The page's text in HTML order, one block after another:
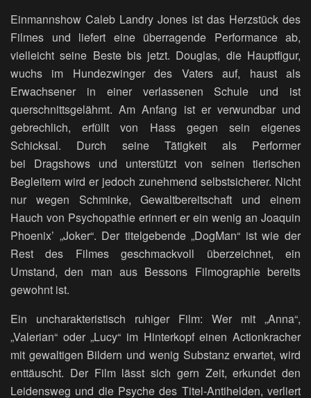
Einmannshow Caleb Landry Jones ist das Herzstück des
Filmes und liefert eine überragende Performance ab,
vielleicht seine Beste bis jetzt. Douglas, die Hauptfigur,
wuchs im Hundezwinger des Vaters auf, haust als
Erwachsener in einer verlassenen Schule und ist
querschnittsgelähmt. Am Anfang ist er verwundbar und
gebrechlich, erfüllt von Hass gegen sein eigenes
Schicksal. Durch seine Tätigkeit als Performer
bei Dragshows und unterstützt von seinen tierischen
Begleitern wird er jedoch zunehmend selbstsicherer. Nicht
nur wegen Schminke, Gewaltbereitschaft und einem
Hauch von Psychopathie erinnert er ein wenig an Joaquin
Phoenix’ „Joker“. Der titelgebende „DogMan“ ist wie der
Rest des Filmes geschmackvoll überzeichnet, ein
Umstand, den man aus Bessons Filmographie bereits
gewohnt ist.
Ein uncharakteristisch ruhiger Film: Wer mit „Anna“,
„Valerian“ oder „Lucy“ im Hinterkopf einen Actionkracher
mit gewaltigen Bildern und wenig Substanz erwartet, wird
enttäuscht. Der Film lässt sich gern Zeit, erkundet den
Leidensweg und die Psyche des Titel-Antihelden, verliert